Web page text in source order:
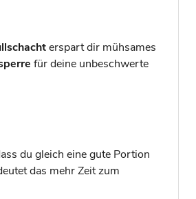
erspart dir mühsames
für deine unbeschwerte
du gleich eine gute Portion
das mehr Zeit zum